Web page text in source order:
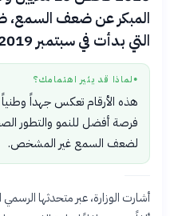
المبكر عن ضعف السمع،
التي بدأت في سبتمبر 2019.
● لماذا قد يثير اهتمامك؟
هذه الأرقام تعكس جهداً
فرصة أفضل للنمو والتطور
لضعف السمع غير المشخص.